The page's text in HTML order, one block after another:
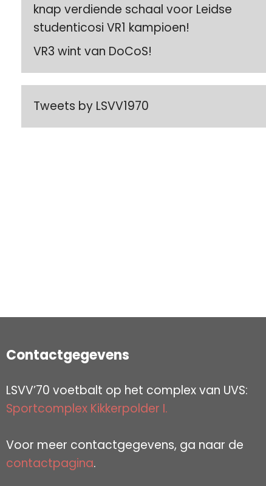
knap verdiende schaal voor Leidse
studenticosi VR1 kampioen!
VR3 wint van DoCoS!
Tweets by LSVV1970
Contactgegevens
LSVV’70 voetbalt op het complex van UVS:
Sportcomplex Kikkerpolder I.
Voor meer contactgegevens, ga naar de
contactpagina.